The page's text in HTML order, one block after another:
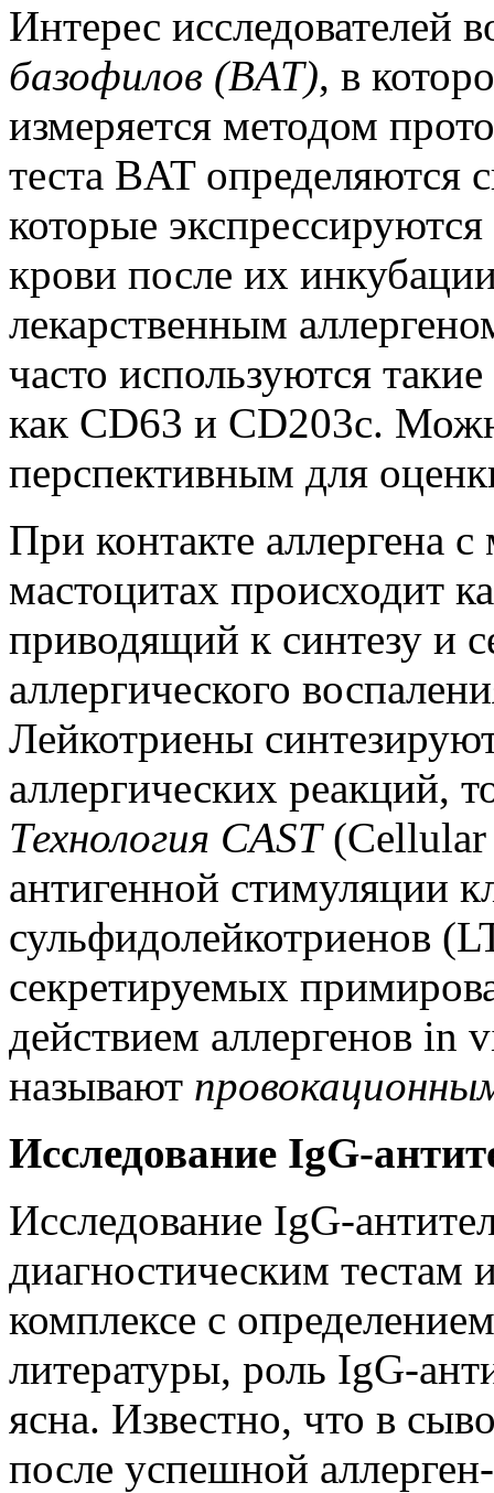
Интерес исследователей
базофилов (BAT), в
измеряется методом
теста BAT определяются
которые
крови после их
лекарственным
часто используются
как CD63 и CD203c.
перспективным для
При контакте аллергена
мастоцитах происходит
приводящий к синтезу и
аллергического
Лейкотриены
аллергических реакций,
Технология CAST(Cellular
антигенной стимуляции
сульфидолейкотриенов
секретируемых
действием аллергенов
называют
Исследование IgG-
Исследование IgG-
диагностическим тестам
комплексе с
литературы, роль IgG-
ясна. Известно, что в
после успешной